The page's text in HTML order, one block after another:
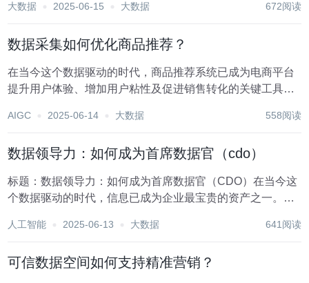
略制定、运动表现评估以及粉丝体验等多个方面。本文旨在
大数据 2025-06-15 大数据 672阅读
数据采集如何优化商品推荐？
在当今这个数据驱动的时代，商品推荐系统已成为电商平台
提升用户体验、增加用户粘性及促进销售转化的关键工具。
影响着推荐算法的性能与用户满意度。本文将探讨如何通过
AIGC 2025-06-14 大数据 558阅读
数据领导力：如何成为首席数据官（cdo）
标题：数据领导力：如何成为首席数据官（CDO）在当今这
个数据驱动的时代，信息已成为企业最宝贵的资产之一。随
数据的有效管理和利用能力直接关系到其市场竞争力与未来
人工智能 2025-06-13 大数据 641阅读
可信数据空间如何支持精准营销？